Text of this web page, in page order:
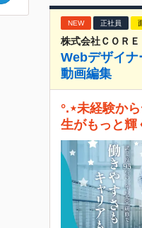
NEW 正社員
株式会社ＣＯＲ
Webデザイ
動画編集
°.⋆未経験か
生がもっと輝